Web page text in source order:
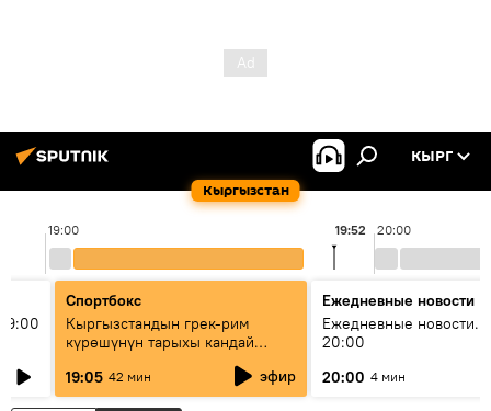
Кыргызстан
КЫРГ
19:00 20:00
19:52
Спортбокс
Кыргызстандын грек-рим
күрөшүнүн тарыхы кандай
19:05 42 мин эфир
Ежедневные новости
Ежедневные новости.
20:00
20:00 4 мин